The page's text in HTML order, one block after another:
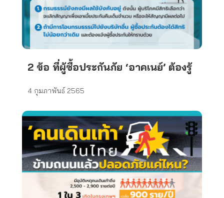
2 ข้อ ที่ผู้ซื้อประกันภัย ‘อาคเนย์’ ต้องรู้
4 กุมภาพันธ์ 2565